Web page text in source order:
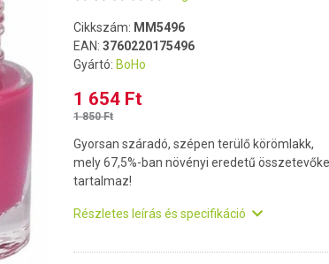
Cikkszám: MM5496
EAN: 3760220175496
Gyártó: BoHo
1 654 Ft
1 850 Ft
Gyorsan száradó, szépen terülő körömlakk,
mely 67,5%-ban növényi eredetű
tartalmaz!
Részletes leírás és specifikáció